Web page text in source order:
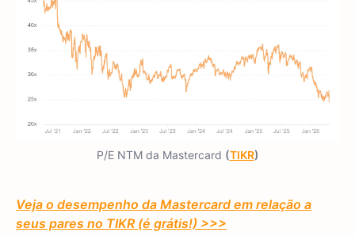
P/E NTM da Mastercard (TIKR)
Veja o desempenho da Mastercard em relação a
seus pares no TIKR (é grátis!) >>>